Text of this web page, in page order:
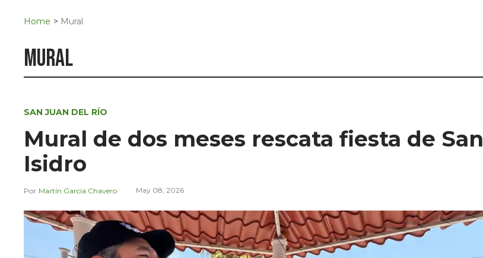
Home > Mural
mural
SAN JUAN DEL RÍO
Mural de dos meses rescata fiesta de San
Isidro
Martín García Chavero May 08, 2026